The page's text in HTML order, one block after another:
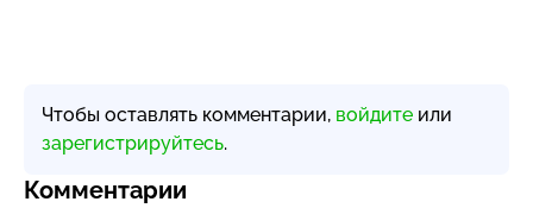
Чтобы оставлять комментарии, войдите или
зарегистрируйтесь.
Комментарии